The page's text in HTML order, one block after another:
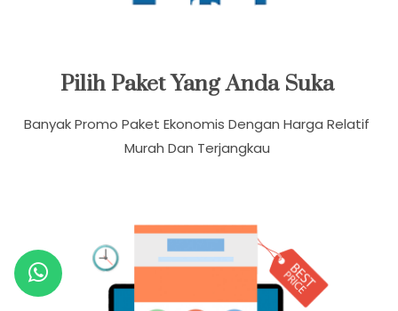
Pilih Paket Yang Anda Suka
Banyak Promo Paket Ekonomis Dengan Harga Relatif
Murah Dan Terjangkau